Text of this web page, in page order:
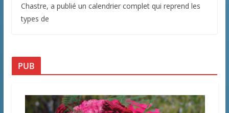
Chastre, a publié un calendrier complet qui reprend les
types de
PUB